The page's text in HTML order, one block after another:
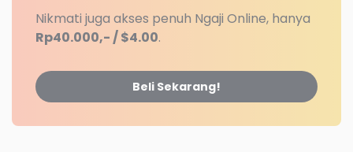
Nikmati juga akses penuh Ngaji Online, hanya
Rp40.000,- / $4.00.
Beli Sekarang!